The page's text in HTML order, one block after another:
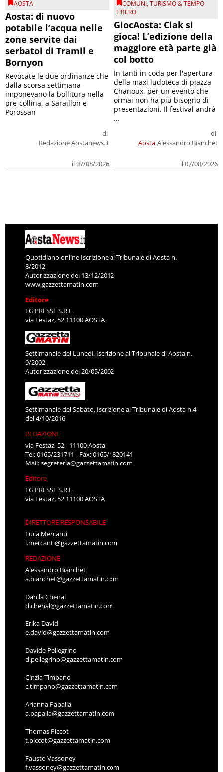
AOSTA
Aosta: di nuovo
potabile l’acqua nelle
zone servite dai
serbatoi di Tramil e
Bornyon
di
Redazione Aostanews.it
il 07/08/2026
Revocate le due ordinanze che
dalla scorsa settimana
imponevano la bollitura nella
pre-collina, a Saraillon e
Porossan
COMUNI,TURISMO & TEMPO
LIBERO
GiocAosta: Ciak si
gioca! L’edizione della
maggiore età parte già
col botto
Aosta
di
Alessandro Bianchet
il 07/08/2026
In tanti in coda per l'apertura
della maxi ludoteca di piazza
Chanoux, per un evento che
ormai non ha più bisogno di
presentazioni. Il festival andrà
...
Quotidiano online Iscrizione al Tribunale di Aosta n.
8/2012
Autorizzazione del 13/12/2012
www.gazzettamatin.com
Editore
LG PRESSE S.R.L.
via Festaz, 52 11100 AOSTA
Settimanale del Lunedì. Iscrizione al Tribunale di Aosta n.
9/2002
Autorizzazione del 20/05/2002
Settimanale del Sabato. Iscrizione al Tribunale di Aosta n.4
del 4/10/2016
REDAZIONE
via Festaz, 52 - 11100 Aosta
Tel: 0165/231711 - Fax: 0165/1820141
Mail:segreteria@gazzettamatin.com
Editore
LG PRESSE S.R.L.
via Festaz, 52 11100 AOSTA
DIRETTORE RESPONSABILE
Luca Mercanti
l.mercanti@gazzettamatin.com
REDAZIONE
Alessandro Bianchet
a.bianchet@gazzettamatin.com
Danila Chenal
d.chenal@gazzettamatin.com
Erika David
e.david@gazzettamatin.com
Davide Pellegrino
d.pellegrino@gazzettamatin.com
Cinzia Timpano
c.timpano@gazzettamatin.com
Arianna Papalia
a.papalia@gazzettamatin.com
Thomas Piccot
t.piccot@gazzettamatin.com
Fausto Vassoney
f.vassoney@gazzettamatin.com